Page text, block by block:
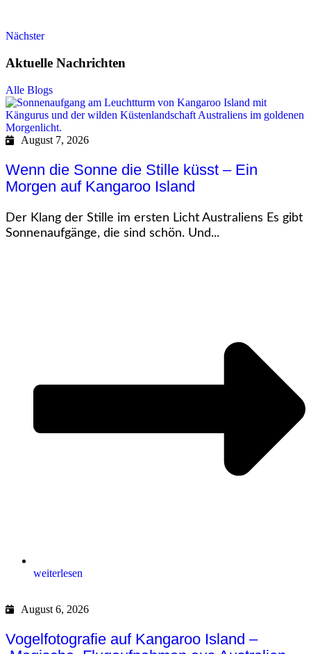
Nächster
Aktuelle Nachrichten
Alle Blogs
August 7, 2026
Wenn die Sonne die Stille küsst – Ein
Morgen auf Kangaroo Island
Der Klang der Stille im ersten Licht Australiens Es gibt
Sonnenaufgänge, die sind schön. Und...
weiterlesen
August 6, 2026
Vogelfotografie auf Kangaroo Island –